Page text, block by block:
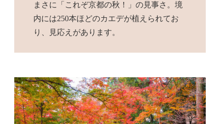
まさに「これぞ京都の秋！」の見事さ。境
内には250本ほどのカエデが植えられてお
り、見応えがあります。